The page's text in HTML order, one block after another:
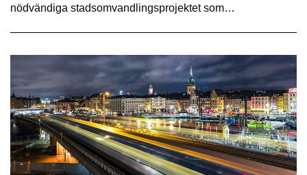
nödvändiga stadsomvandlingsprojektet som…